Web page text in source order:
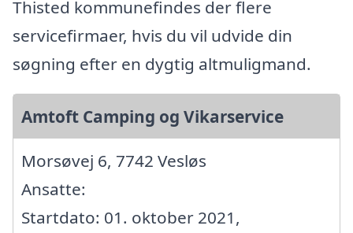
Thisted kommunefindes der flere
servicefirmaer, hvis du vil udvide din
søgning efter en dygtig altmuligmand.
Amtoft Camping og Vikarservice
Morsøvej 6, 7742 Vesløs
Ansatte:
Startdato: 01. oktober 2021,